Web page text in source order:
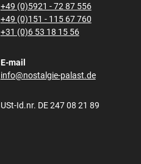
+49 (0)5921 - 72 87 556
+49 (0)151 - 115 67 760
+31 (0)6 53 18 15 56
E-mail
info@nostalgie-palast.de
USt-Id.nr. DE 247 08 21 89